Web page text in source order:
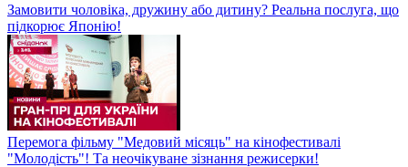
Замовити чоловіка, дружину або дитину? Реальна послуга, що
підкорює Японію!
Перемога фільму "Медовий місяць" на кінофестивалі
"Молодість"! Та неочікуване зізнання режисерки!